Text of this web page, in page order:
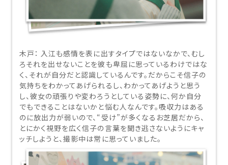
木戸： 入江も感情を表に出すタイプではないなかで、むし
ろそれを出せないことを彼も卑屈に思っているわけではな
く、それが自分だと認識しているんです。だからこそ信子の
気持ちをわかってあげられるし、わかってあげようと思う
し、彼女の頑張りや変わろうとしている姿勢に、何か自分
でもできることはないかと悩む人なんです。吸収力はある
のに放出力が弱いので、“受け”が多くなるお芝居だから、
とにかく視野を広く信子の言葉を聞き逃さないようにキャ
ッチしようと、撮影中は常に思っていました。